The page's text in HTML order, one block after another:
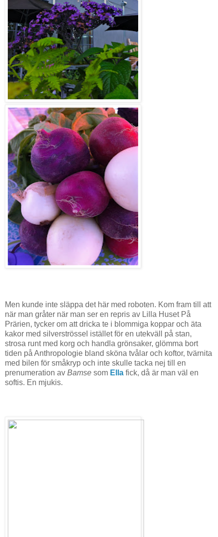
Men kunde inte släppa det här med roboten. Kom fram till att
när man gråter när man ser en repris av Lilla Huset På
Prärien, tycker om att dricka te i blommiga koppar och äta
kakor med silverströssel istället för en utekväll på stan,
strosa runt med korg och handla grönsaker, glömma bort
tiden på Anthropologie bland sköna tvålar och koftor, tvärnita
med bilen för småkryp och inte skulle tacka nej till en
prenumeration av Bamse som Ella fick, då är man väl en
softis. En mjukis.